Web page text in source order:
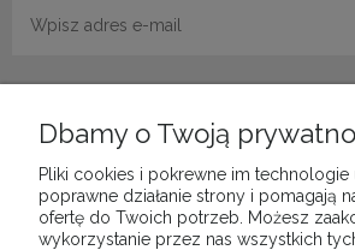
POMOC
Dbamy o Twoją
Pliki cookies i pokrewne im technologie
poprawne działanie strony i pomagają
ofertę do Twoich potrzeb. Możesz
wykorzystanie przez nas wszystkich